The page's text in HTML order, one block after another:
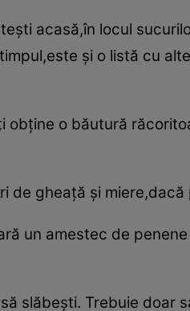
acasă,în locul
şi o listă cu
obţine o băutură
de gheaţă şi
un amestec de
slăbeşti. Trebuie doar